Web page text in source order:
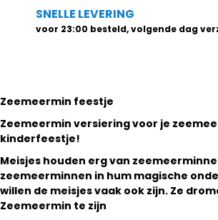
SNELLE LEVERING
voor 23:00 besteld, volgende dag
Zeemeermin feestje
Zeemeermin versiering voor je
kinderfeestje!
Meisjes houden erg van
zeemeerminnen in hum magische
willen de meisjes vaak ook zijn. Ze
Zeemeermin te zijn